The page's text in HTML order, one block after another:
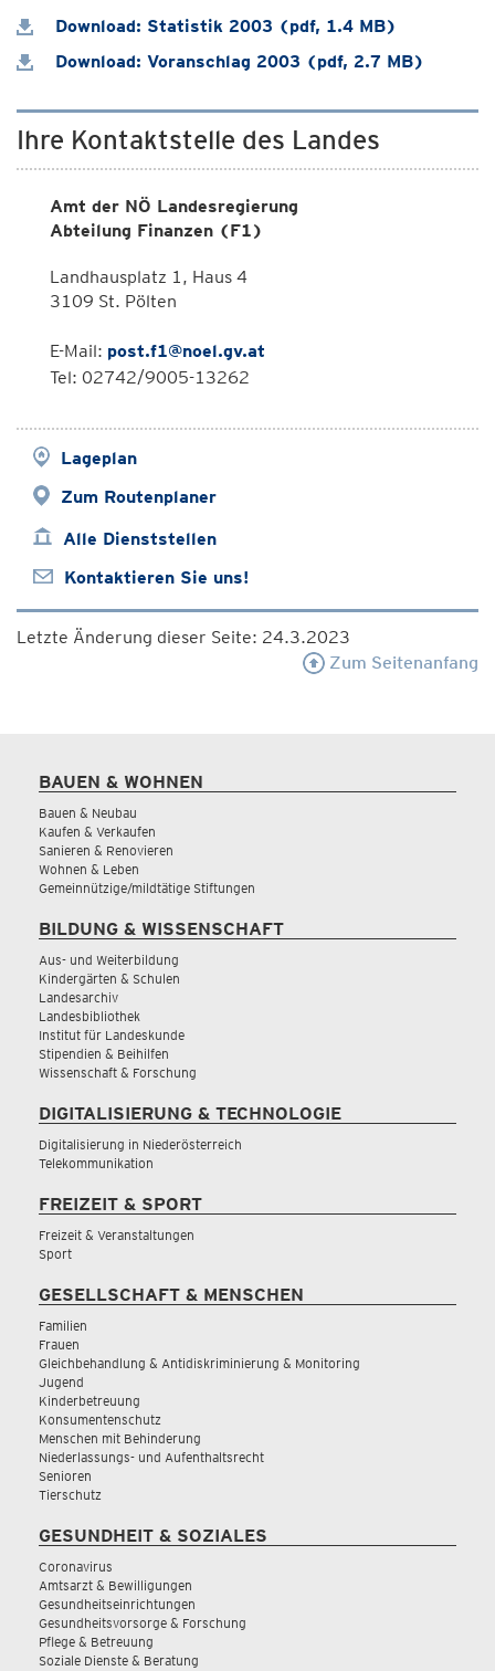
Download: Statistik 2003 (pdf, 1.4 MB)
Download: Voranschlag 2003 (pdf, 2.7 MB)
Ihre Kontaktstelle des Landes
Amt der NÖ Landesregierung
Abteilung Finanzen (F1)
Landhausplatz 1, Haus 4
3109 St. Pölten
E-Mail: post.f1@noel.gv.at
Tel: 02742/9005-13262
Lageplan
Zum Routenplaner
Alle Dienststellen
Kontaktieren Sie uns!
Letzte Änderung dieser Seite: 24.3.2023
Zum Seitenanfang
BAUEN & WOHNEN
Bauen & Neubau
Kaufen & Verkaufen
Sanieren & Renovieren
Wohnen & Leben
Gemeinnützige/mildtätige Stiftungen
BILDUNG & WISSENSCHAFT
Aus- und Weiterbildung
Kindergärten & Schulen
Landesarchiv
Landesbibliothek
Institut für Landeskunde
Stipendien & Beihilfen
Wissenschaft & Forschung
DIGITALISIERUNG & TECHNOLOGIE
Digitalisierung in Niederösterreich
Telekommunikation
FREIZEIT & SPORT
Freizeit & Veranstaltungen
Sport
GESELLSCHAFT & MENSCHEN
Familien
Frauen
Gleichbehandlung & Antidiskriminierung & Monitoring
Jugend
Kinderbetreuung
Konsumentenschutz
Menschen mit Behinderung
Niederlassungs- und Aufenthaltsrecht
Senioren
Tierschutz
GESUNDHEIT & SOZIALES
Coronavirus
Amtsarzt & Bewilligungen
Gesundheitseinrichtungen
Gesundheitsvorsorge & Forschung
Pflege & Betreuung
Soziale Dienste & Beratung